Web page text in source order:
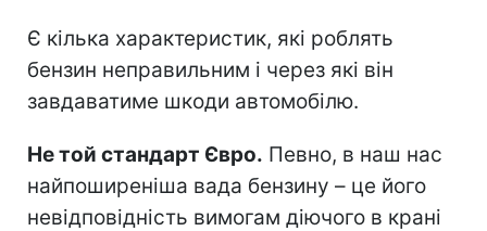
Є кілька характеристик, які роблять
бензин неправильним і через які він
завдаватиме шкоди автомобілю.
Не той стандарт Євро. Певно, в наш нас
найпоширеніша вада бензину – це його
невідповідність вимогам діючого в крані